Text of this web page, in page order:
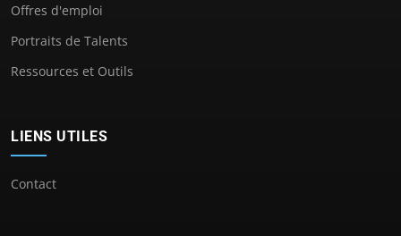
Offres d'emploi
Portraits de Talents
Ressources et Outils
LIENS UTILES
Contact